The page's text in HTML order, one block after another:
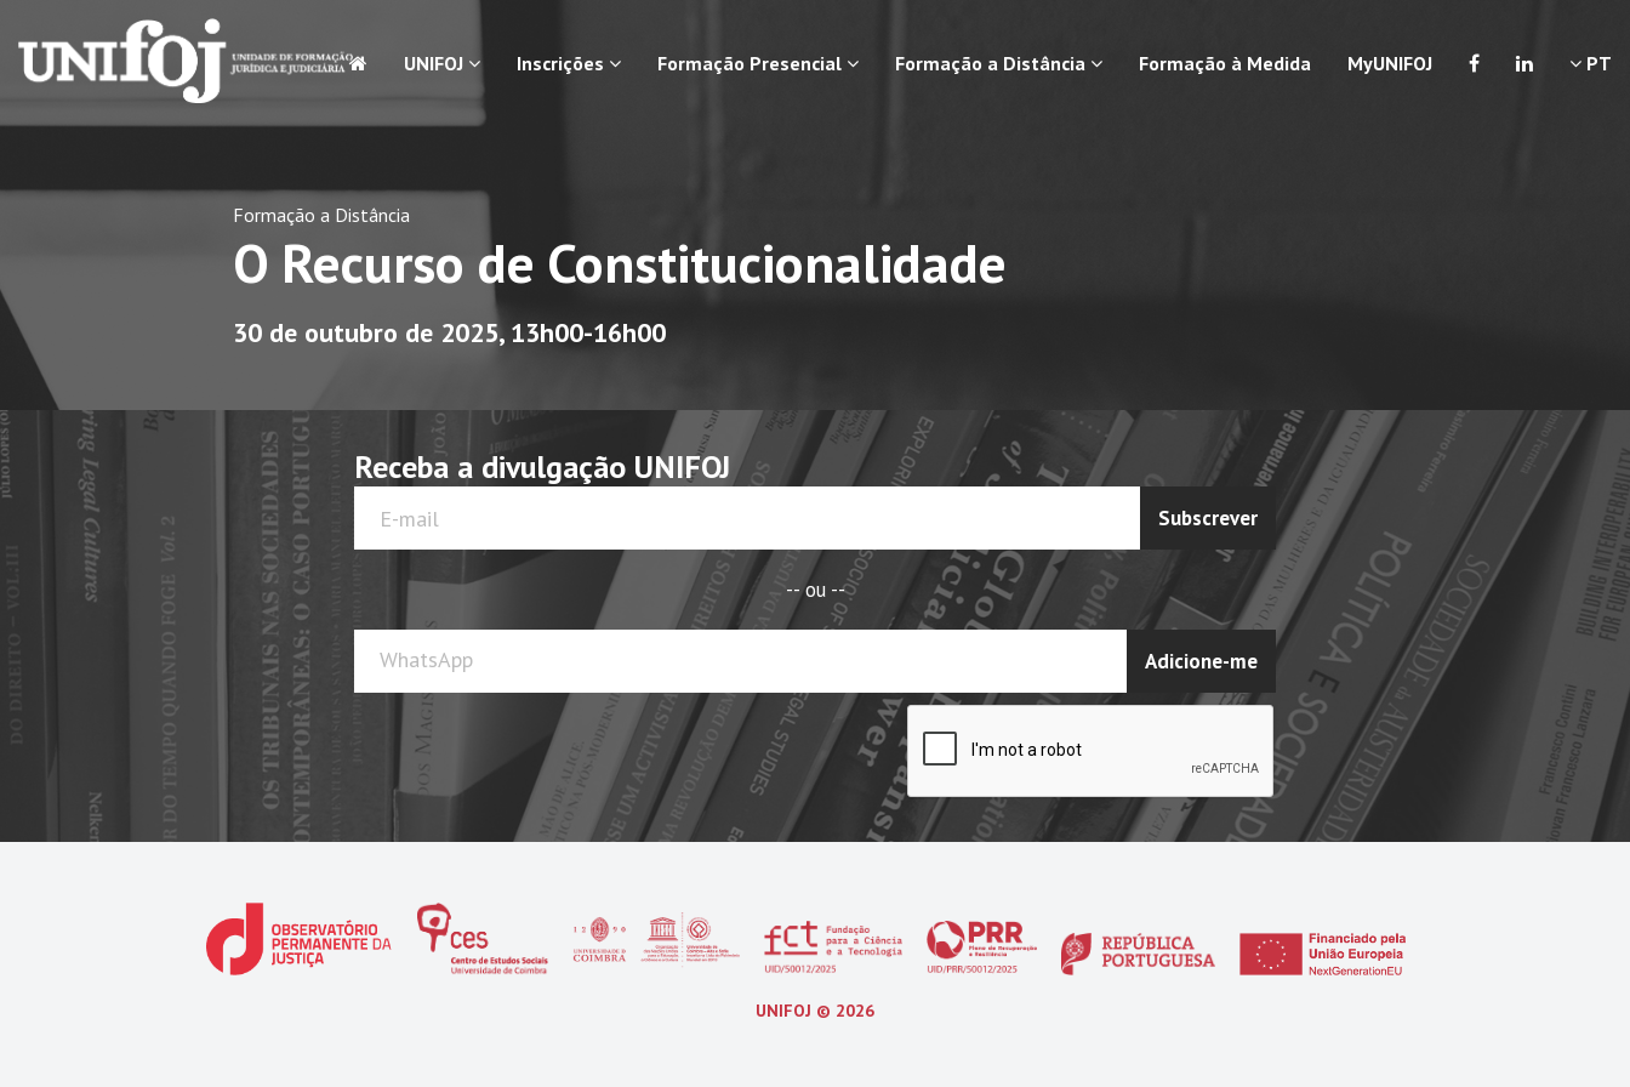
UNIFOJ Inscrições Formação Presencial Formação a Distância Formação à Medida MyUNIFOJ PT
Formação a Distância
O Recurso de Constitucionalidade
30 de outubro de 2025, 13h00-16h00
Receba a divulgação UNIFOJ
Subscrever
-- ou --
WhatsApp Adicione-me
UNIFOJ © 2026